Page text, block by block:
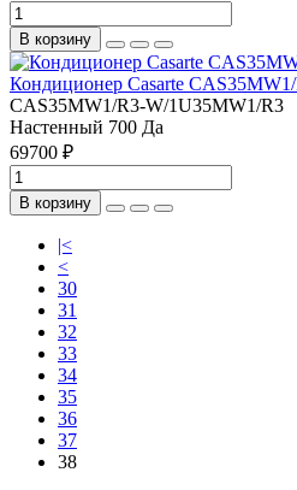
В корзину
Кондиционер Casarte
СAS35MW1/R3-W/1U35MW1/R3
Настенный 700 Да
69700 ₽
В корзину
|<
<
30
31
32
33
34
35
36
37
38